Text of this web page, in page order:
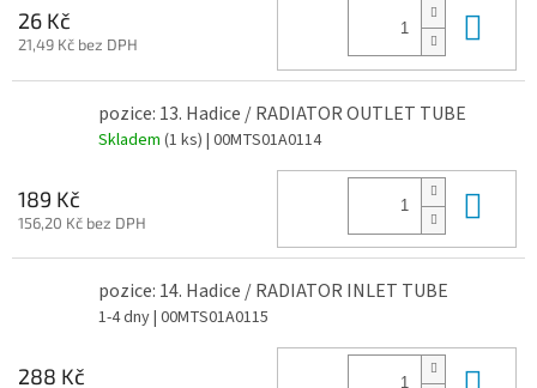
26 Kč
21,49 Kč bez DPH
pozice: 13. Hadice / RADIATOR OUTLET TUBE
Skladem (1 ks) | 00MTS01A0114
189 Kč
156,20 Kč bez DPH
pozice: 14. Hadice / RADIATOR INLET TUBE
1-4 dny| 00MTS01A0115
288 Kč